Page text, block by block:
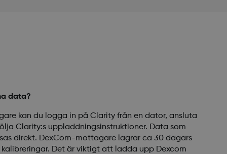
data?
kan du logga in på Clarity från en dator, ansluta
Clarity:s uppladdningsinstruktioner. Data som
direkt. DexCom-mottagare lagrar ca 30 dagars
Det är viktigt att ladda upp Dexcom